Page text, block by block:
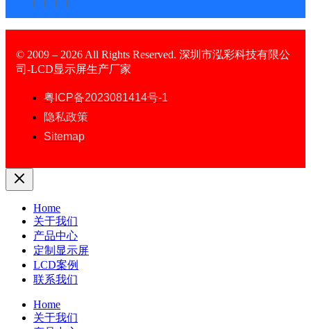
© 2009 – 2026 All Rights Reserved. 深圳市泓彩科技有限公
司-LCD显示屏生产厂家
粤ICP备2023081414号-1
隐私政策
Sitemap
Home
关于我们
产品中心
定制显示屏
LCD案例
联系我们
Home
关于我们